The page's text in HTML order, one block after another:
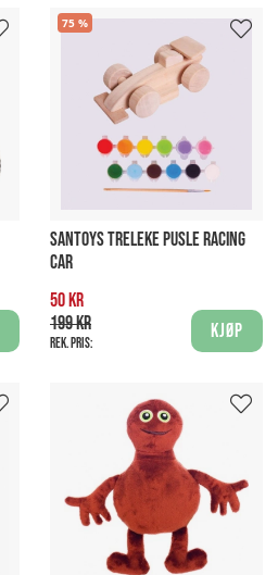
75
SANTOYS TRELEKE PUSLE RACING
CAR
50 kr
199 kr
Rek. pris:
Kjøp